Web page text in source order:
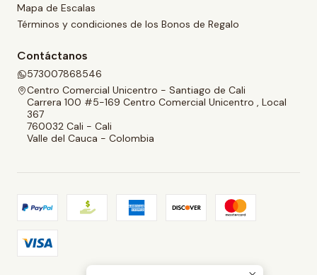
Mapa de Escalas
Términos y condiciones de los Bonos de Regalo
Contáctanos
573007868546
Centro Comercial Unicentro - Santiago de Cali
Carrera 100 #5-169 Centro Comercial Unicentro , Local
367
760032 Cali - Cali
Valle del Cauca - Colombia